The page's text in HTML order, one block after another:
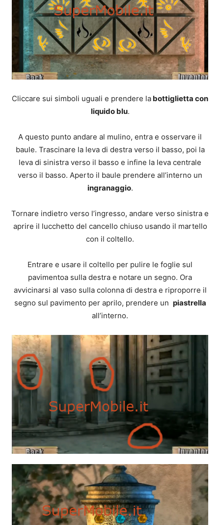
Cliccare sui simboli uguali e prendere la bottiglietta con
liquido blu.
A questo punto andare al mulino, entra e osservare il
baule. Trascinare la leva di destra verso il basso, poi la
leva di sinistra verso il basso e infine la leva centrale
verso il basso. Aperto il baule prendere all’interno un
ingranaggio.
Tornare indietro verso l’ingresso, andare verso sinistra e
aprire il lucchetto del cancello chiuso usando il martello
con il coltello.
Entrare e usare il coltello per pulire le foglie sul
pavimentoa sulla destra e notare un segno. Ora
avvicinarsi al vaso sulla colonna di destra e riproporre il
segno sul pavimento per aprilo, prendere un piastrella
all’interno.